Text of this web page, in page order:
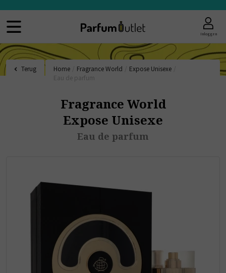
Inloggen
Terug Home Fragrance World Expose Unisexe
Fragrance World
Expose Unisexe
Eau de parfum